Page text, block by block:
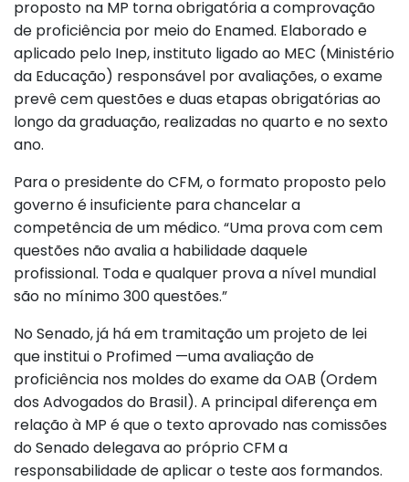
proposto na MP torna obrigatória a comprovação
de proficiência por meio do Enamed. Elaborado e
aplicado pelo Inep, instituto ligado ao MEC (Ministério
da Educação) responsável por avaliações, o exame
prevê cem questões e duas etapas obrigatórias ao
longo da graduação, realizadas no quarto e no sexto
ano.
Para o presidente do CFM, o formato proposto pelo
governo é insuficiente para chancelar a
competência de um médico. “Uma prova com cem
questões não avalia a habilidade daquele
profissional. Toda e qualquer prova a nível mundial
são no mínimo 300 questões.”
No Senado, já há em tramitação um projeto de lei
que institui o Profimed —uma avaliação de
proficiência nos moldes do exame da OAB (Ordem
dos Advogados do Brasil). A principal diferença em
relação à MP é que o texto aprovado nas comissões
do Senado delegava ao próprio CFM a
responsabilidade de aplicar o teste aos formandos.